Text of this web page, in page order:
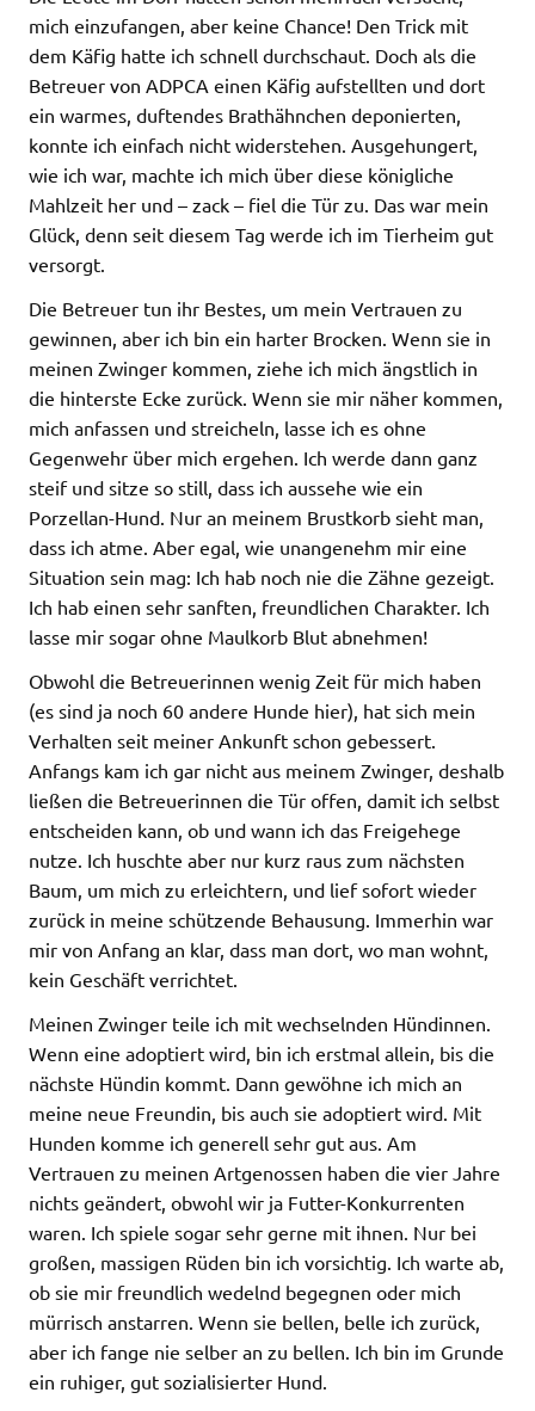
mich einzufangen, aber keine Chance! Den Trick mit
dem Käfig hatte ich schnell durchschaut. Doch als die
Betreuer von ADPCA einen Käfig aufstellten und dort
ein warmes, duftendes Brathähnchen deponierten,
konnte ich einfach nicht widerstehen. Ausgehungert,
wie ich war, machte ich mich über diese königliche
Mahlzeit her und – zack – fiel die Tür zu. Das war mein
Glück, denn seit diesem Tag werde ich im Tierheim gut
versorgt.
Die Betreuer tun ihr Bestes, um mein Vertrauen zu
gewinnen, aber ich bin ein harter Brocken. Wenn sie in
meinen Zwinger kommen, ziehe ich mich ängstlich in
die hinterste Ecke zurück. Wenn sie mir näher kommen,
mich anfassen und streicheln, lasse ich es ohne
Gegenwehr über mich ergehen. Ich werde dann ganz
steif und sitze so still, dass ich aussehe wie ein
Porzellan-Hund. Nur an meinem Brustkorb sieht man,
dass ich atme. Aber egal, wie unangenehm mir eine
Situation sein mag: Ich hab noch nie die Zähne gezeigt.
Ich hab einen sehr sanften, freundlichen Charakter. Ich
lasse mir sogar ohne Maulkorb Blut abnehmen!
Obwohl die Betreuerinnen wenig Zeit für mich haben
(es sind ja noch 60 andere Hunde hier), hat sich mein
Verhalten seit meiner Ankunft schon gebessert.
Anfangs kam ich gar nicht aus meinem Zwinger, deshalb
ließen die Betreuerinnen die Tür offen, damit ich selbst
entscheiden kann, ob und wann ich das Freigehege
nutze. Ich huschte aber nur kurz raus zum nächsten
Baum, um mich zu erleichtern, und lief sofort wieder
zurück in meine schützende Behausung. Immerhin war
mir von Anfang an klar, dass man dort, wo man wohnt,
kein Geschäft verrichtet.
Meinen Zwinger teile ich mit wechselnden Hündinnen.
Wenn eine adoptiert wird, bin ich erstmal allein, bis die
nächste Hündin kommt. Dann gewöhne ich mich an
meine neue Freundin, bis auch sie adoptiert wird. Mit
Hunden komme ich generell sehr gut aus. Am
Vertrauen zu meinen Artgenossen haben die vier Jahre
nichts geändert, obwohl wir ja Futter-Konkurrenten
waren. Ich spiele sogar sehr gerne mit ihnen. Nur bei
großen, massigen Rüden bin ich vorsichtig. Ich warte ab,
ob sie mir freundlich wedelnd begegnen oder mich
mürrisch anstarren. Wenn sie bellen, belle ich zurück,
aber ich fange nie selber an zu bellen. Ich bin im Grunde
ein ruhiger, gut sozialisierter Hund.